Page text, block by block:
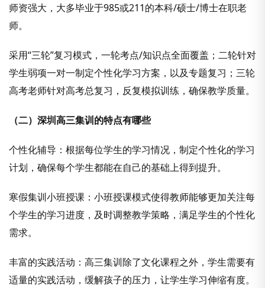
师资强大，大多毕业于985或211的本科/硕士/博士在职老
师。
采用“三轮”复习模式，一轮考点/知识点全面覆盖；二轮针对
学生弱项一对一制定个性化学习方案，以及专题复习；三轮
高考老师针对高考总复习，反复模拟训练，确保教学质量。
（二） 深圳高三集训的特点有哪些
个性化辅导：根据每位学生的学习情况，制定个性化的学习
计划，确保每个学生都能在自己的基础上得到提升。
寒假集训小班授课：小班授课模式使得教师能够更加关注每
个学生的学习进度，及时调整教学策略，满足学生的个性化
需求。
丰富的实践活动：高三集训除了文化课程之外，学生需要有
适量的实践活动，缓解孩子的压力，让学生学习伸缩有度。